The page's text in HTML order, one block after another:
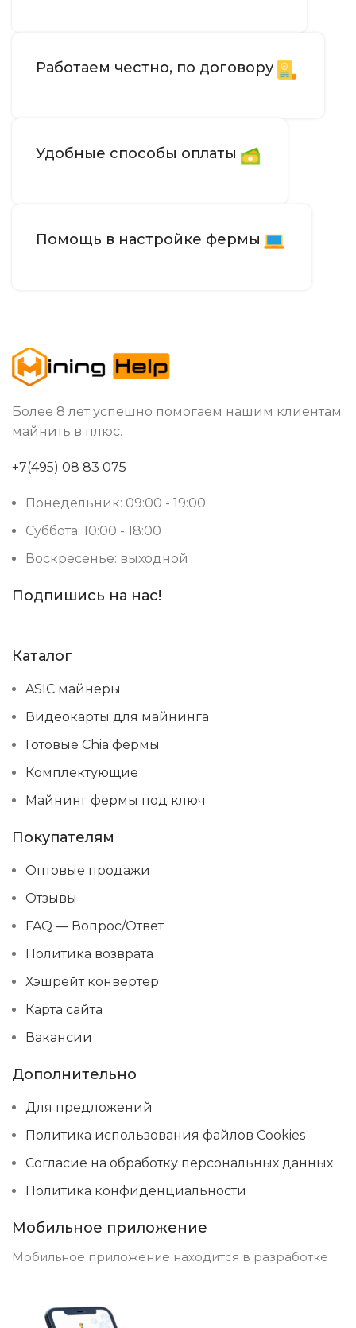
Работаем честно, по договору
Удобные способы оплаты
Помощь в настройке фермы
Более 8 лет успешно помогаем нашим клиентам
майнить в плюс.
+7(495) 08 83 075
Понедельник: 09:00 - 19:00
Суббота: 10:00 - 18:00
Воскресенье: выходной
Подпишись на нас!
Каталог
ASIC майнеры
Видеокарты для майнинга
Готовые Chia фермы
Комплектующие
Майнинг фермы под ключ
Покупателям
Оптовые продажи
Отзывы
FAQ — Вопрос/Ответ
Политика возврата
Хэшрейт конвертер
Карта сайта
Вакансии
Дополнительно
Для предложений
Политика использования файлов Cookies
Согласие на обработку персональных данных
Политика конфиденциальности
Мобильное приложение
Мобильное приложение находится в разработке